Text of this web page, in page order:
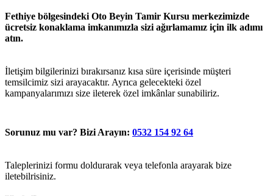
Fethiye bölgesindeki Oto Beyin Tamir Kursu merkezimizde
ücretsiz konaklama imkanımızla sizi ağırlamamız için ilk adımı
atın.
İletişim bilgilerinizi bırakırsanız kısa süre içerisinde müşteri
temsilcimiz sizi arayacaktır. Ayrıca gelecekteki özel
kampanyalarımızı size ileterek özel imkânlar sunabiliriz.
Sorunuz mu var? Bizi Arayın: 0532 154 92 64
Taleplerinizi formu doldurarak veya telefonla arayarak bize
iletebilrisiniz.